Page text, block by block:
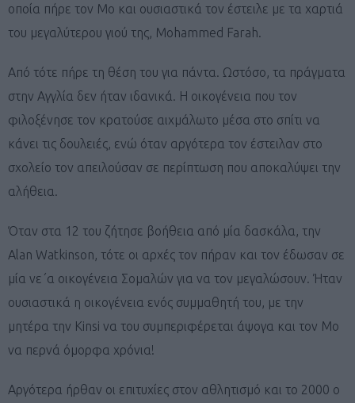
οποία πήρε τον Μο και ουσιαστικά τον έστειλε με τα χαρτιά
του μεγαλύτερου γιού της, Mohammed Farah.
Από τότε πήρε τη θέση του για πάντα. Ωστόσο, τα πράγματα
στην Αγγλία δεν ήταν ιδανικά. Η οικογένεια που τον
φιλοξένησε τον κρατούσε αιχμάλωτο μέσα στο σπίτι να
κάνει τις δουλειές, ενώ όταν αργότερα τον έστειλαν στο
σχολείο τον απειλούσαν σε περίπτωση που αποκαλύψει την
αλήθεια.
Όταν στα 12 του ζήτησε βοήθεια από μία δασκάλα, την
Alan Watkinson, τότε οι αρχές τον πήραν και τον έδωσαν σε
μία νε΄α οικογένεια Σομαλών για να τον μεγαλώσουν. Ήταν
ουσιαστικά η οικογένεια ενός συμμαθητή του, με την
μητέρα την Kinsi να του συμπεριφέρεται άψογα και τον Μο
να περνά όμορφα χρόνια!
Αργότερα ήρθαν οι επιτυχίες στον αθλητισμό και το 2000 ο